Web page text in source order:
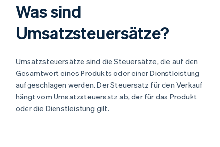
Was sind
Umsatzsteuersätze?
Umsatzsteuersätze sind die Steuersätze, die auf den
Gesamtwert eines Produkts oder einer Dienstleistung
aufgeschlagen werden. Der Steuersatz für den Verkauf
hängt vom Umsatzsteuersatz ab, der für das Produkt
oder die Dienstleistung gilt.